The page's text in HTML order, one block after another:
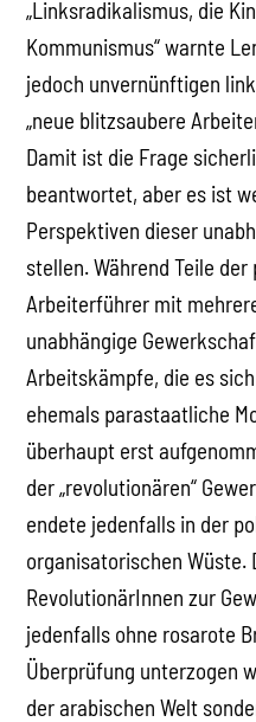
„Linksradikalismus, die
Kommunismus“ warnte
jedoch unvernünftigen
„neue blitzsaubere
Damit ist die Frage
beantwortet, aber es ist
Perspektiven dieser
stellen. Während Teile
Arbeiterführer mit
unabhängige
Arbeitskämpfe, die es
ehemals parastaatliche
überhaupt erst
der „revolutionären“
endete jedenfalls in der
organisatorischen Wüste.
RevolutionärInnen zur
jedenfalls ohne rosarote
Überprüfung unterzogen
der arabischen Welt